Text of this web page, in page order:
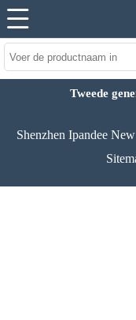
Tweede
Shenzhen Ipandee